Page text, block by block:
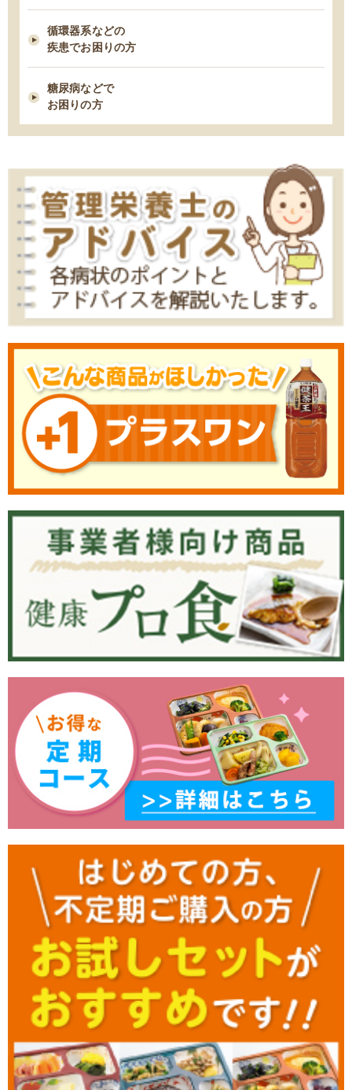
ー
糖尿病性腎症を進行させないための食事療法
胆石症になりやすい人の７つの習慣・特徴
循環器系などの
疾患でお困りの方
糖尿病などで
お困りの方